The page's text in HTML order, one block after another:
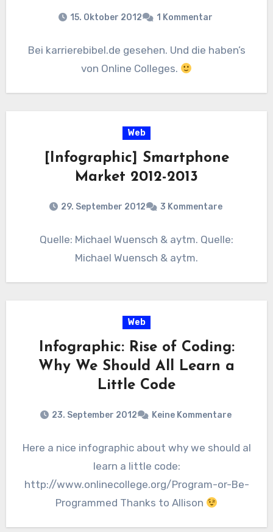
15. Oktober 2012 1 Kommentar
Bei karrierebibel.de gesehen. Und die haben’s
von Online Colleges.
Web
[Infographic] Smartphone
Market 2012-2013
29. September 2012 3 Kommentare
Quelle: Michael Wuensch & aytm. Quelle:
Michael Wuensch & aytm.
Web
Infographic: Rise of Coding:
Why We Should All Learn a
Little Code
23. September 2012 Keine Kommentare
Here a nice infographic about why we should al
learn a little code:
http://www.onlinecollege.org/Program-or-Be-
Programmed Thanks to Allison